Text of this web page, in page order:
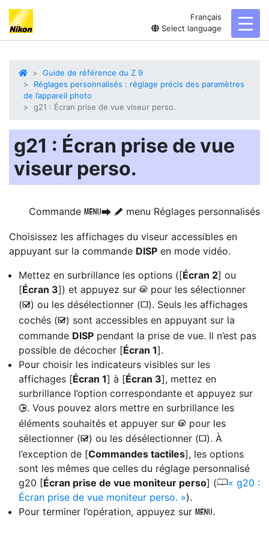
Français
Select language
Guide de référence du Z 9
Réglages personnalisés : réglage précis des paramètres
de l’appareil photo
g21 : Écran prise de vue viseur perso.
g21 : Écran prise de vue
viseur perso.
Commande GU A menu Réglages personnalisés
Choisissez les affichages du viseur accessibles en
appuyant sur la commande DISP en mode vidéo.
Mettez en surbrillance les options ([Écran 2] ou
[Écran 3]) et appuyez sur J pour les sélectionner
(M) ou les désélectionner (U). Seuls les affichages
cochés (M) sont accessibles en appuyant sur la
commande DISP pendant la prise de vue. Il n’est pas
possible de décocher [Écran 1].
Pour choisir les indicateurs visibles sur les
affichages [Écran 1] à [Écran 3], mettez en
surbrillance l’option correspondante et appuyez sur
2. Vous pouvez alors mettre en surbrillance les
éléments souhaités et appuyer sur J pour les
sélectionner (M) ou les désélectionner (U). À
l’exception de [Commandes tactiles], les options
sont les mêmes que celles du réglage personnalisé
g20 [Écran prise de vue moniteur perso] (0
g20 :
Écran prise de vue moniteur perso.
).
Pour terminer l’opération, appuyez sur G.